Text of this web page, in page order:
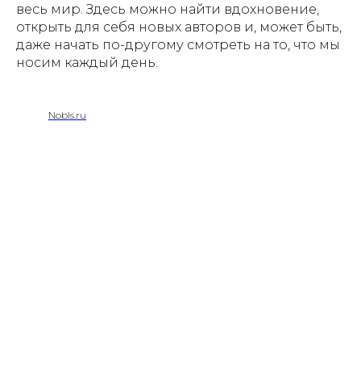
весь мир. Здесь можно найти вдохновение,
открыть для себя новых авторов и, может быть,
даже начать по-другому смотреть на то, что мы
носим каждый день.
Nobls.ru